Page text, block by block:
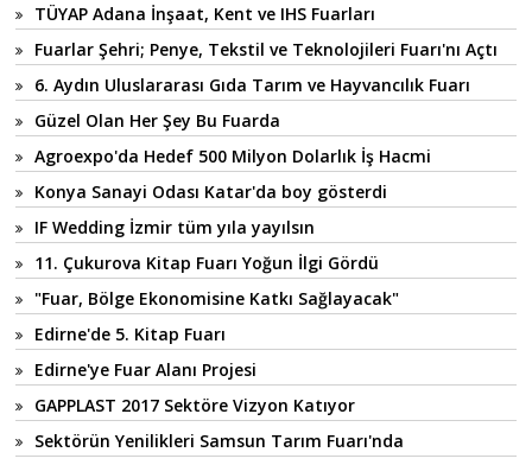
TÜYAP Adana İnşaat, Kent ve IHS Fuarları
Fuarlar Şehri; Penye, Tekstil ve Teknolojileri Fuarı'nı Açtı
6. Aydın Uluslararası Gıda Tarım ve Hayvancılık Fuarı
Güzel Olan Her Şey Bu Fuarda
Agroexpo'da Hedef 500 Milyon Dolarlık İş Hacmi
Konya Sanayi Odası Katar'da boy gösterdi
IF Wedding İzmir tüm yıla yayılsın
11. Çukurova Kitap Fuarı Yoğun İlgi Gördü
"Fuar, Bölge Ekonomisine Katkı Sağlayacak"
Edirne'de 5. Kitap Fuarı
Edirne'ye Fuar Alanı Projesi
GAPPLAST 2017 Sektöre Vizyon Katıyor
Sektörün Yenilikleri Samsun Tarım Fuarı'nda